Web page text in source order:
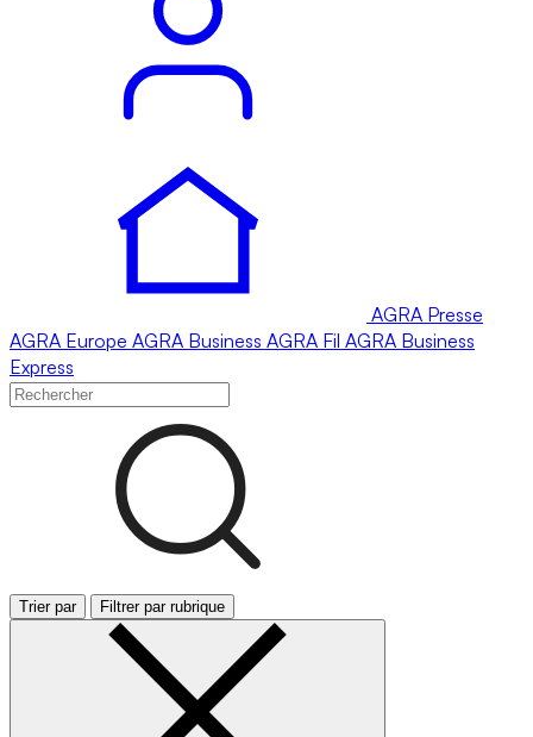
AGRA Presse
AGRA Europe AGRA Business AGRA Fil AGRA Business
Express
Trier par Filtrer par rubrique